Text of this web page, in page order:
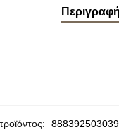
Περιγραφή
888392503039